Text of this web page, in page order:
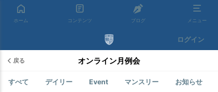
ホーム コンテンツ ブログ メニュー
ログイン
戻る オンライン月例会
すべて デイリー Event マンスリー お知らせ